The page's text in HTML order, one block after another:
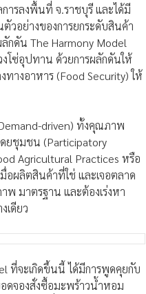
ารลงพื้นที่ จ.ราชบุรี และได้มี
อย่างของการยกระดับสินค้า
กดัน The Harmony Model
โซ่อุปทาน ด้วยการผลักดันให้
างอาหาร (Food Security) ให้
driven) ทั้งคุณภาพ
ยชุมชน (Participatory
Agricultural Practices หรือ
อผลิตสินค้าที่ใช่ และเจอตลาด
พ มาตรฐาน และต้องเร่งหา
เดียว
ที่จะเกิดขึ้นนี้ ได้มีการพูดคุยกับ
ดจองสั่งซื้อมะพร้าวน้ำหอม